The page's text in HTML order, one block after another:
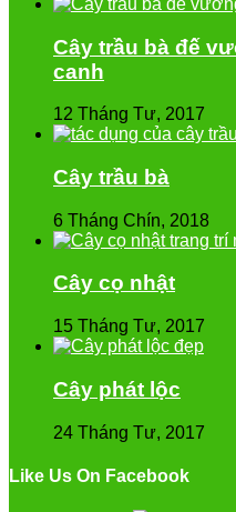
Cây trầu bà đế
canh
12 Tháng Tư, 2017
Cây trầu bà
6 Tháng Chín, 2018
Cây cọ nhật
15 Tháng Tư, 2017
Cây phát lộc
24 Tháng Tư, 2017
Like Us On Facebook